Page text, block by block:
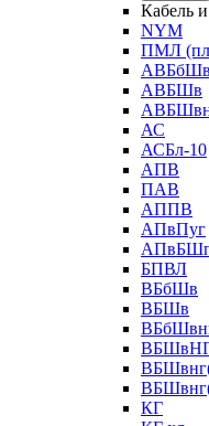
Кабель
NYM
ПМЛ
АВБбШв
АВБШв
АС
АСБл-10
АПВ
ПАВ
АППВ
АПвПуг
БПВЛ
ВБбШв
ВБШв
КГ